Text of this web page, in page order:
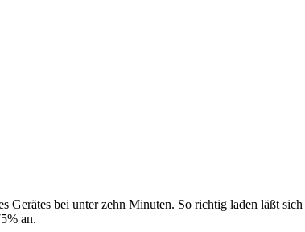
bei unter zehn Minuten. So richtig laden läßt
an.